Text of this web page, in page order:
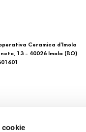
Ceramica d’Imola
13 - 40026 Imola (BO)